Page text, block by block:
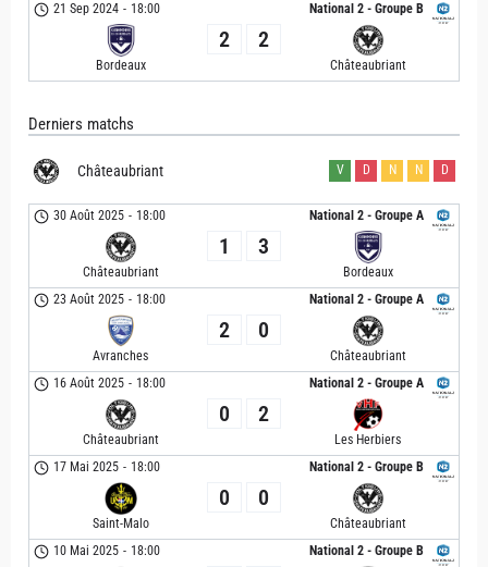
National 2 - Groupe B
21 Sep 2024 - 18:00
Bordeaux
2 2
Châteaubriant
Derniers matchs
Châteaubriant V D N N D
National 2 - Groupe A
30 Août 2025 - 18:00
Châteaubriant
1 3
Bordeaux
National 2 - Groupe A
23 Août 2025 - 18:00
Avranches
2 0
Châteaubriant
National 2 - Groupe A
16 Août 2025 - 18:00
Châteaubriant
0 2
Les Herbiers
National 2 - Groupe B
17 Mai 2025 - 18:00
Saint-Malo
0 0
Châteaubriant
National 2 - Groupe B
10 Mai 2025 - 18:00